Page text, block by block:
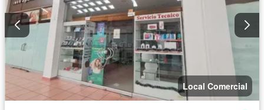
Local Comercial